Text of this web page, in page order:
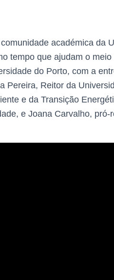
académica da
tempo que ajudam o meio
do Porto, com a
Pereira, Reitor da
e da Transição
e Joana Carvalho,